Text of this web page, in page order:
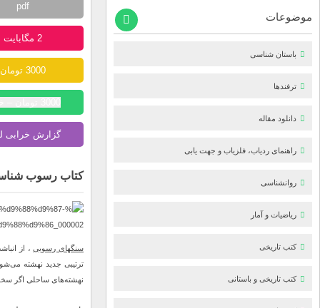
pdf
2 مگابایت
3000 تومان
گزارش خرابی
کتاب رسوب
سنگهای رسوبی، از
ترتیبی جدید نهشته
نهشته‌های ساحلی اگر
موضوعات
باستان شناسی
ترفندها
دانلود مقاله
راهنمای ردیاب، فلزیاب و جهت یابی
روانشناسی
ریاضیات و آمار
کتب تاریخی
کتب تاریخی و باستانی